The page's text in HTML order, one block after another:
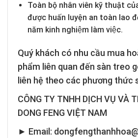
Toàn bộ nhân viên kỹ thuật
được huấn luyện an toàn lao
năm kinh nghiệm làm việc.
Quý khách có nhu cầu mua
phẩm liên quan đến sàn treo
liên hệ theo các phương thức
CÔNG TY TNHH DỊCH VỤ VÀ
DONG FENG VIỆT NAM
► Email: